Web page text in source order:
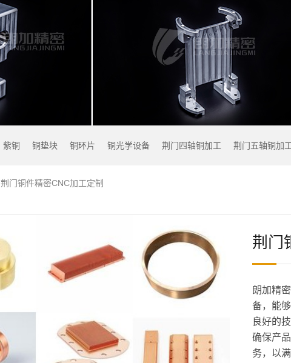
紫铜 铜垫块 铜环片 铜光学设备 荆门四轴铜加工 荆门五轴铜加
荆门铜件精密CNC加工定制
荆门
朗加精
备，能
良好的
确保产
务，以